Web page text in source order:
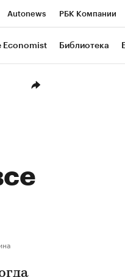
Autonews РБК Компании
Национальные
Economist Библиотека